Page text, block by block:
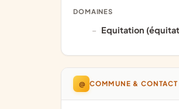
DOMAINES
Equitation
@ COMMUNE & CONTACT